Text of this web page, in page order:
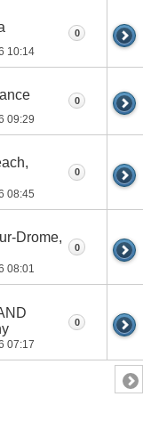
10:14
0
09:29
0
08:45
0
Drome,
08:01
0
07:17
0